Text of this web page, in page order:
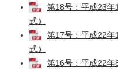
第18号：平成23年
式）
第17号：平成22年
式）
第16号：平成22年